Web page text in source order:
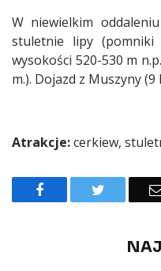
W niewielkim
stuletnie lipy (pomniki
wysokości 520-530 m
m.). Dojazd z Muszyny (9
Atrakcje:cerkiew,
FacebookTwitter